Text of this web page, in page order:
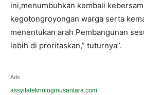
ini,menumbuhkan kembali
kegotongroyongan warga serta
menentukan arah Pembangunan
lebih di proritaskan,” tuturnya”.
Ads
assyifateknologinusantara.com